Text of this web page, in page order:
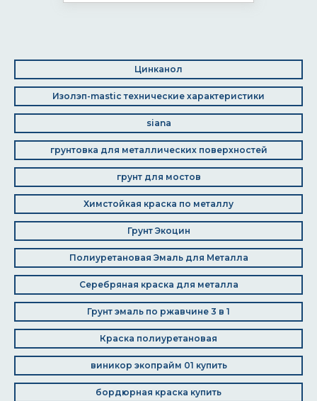
Цинканол
Изолэп-mastic технические характеристики
siana
грунтовка для металлических поверхностей
грунт для мостов
Химстойкая краска по металлу
Грунт Экоцин
Полиуретановая Эмаль для Металла
Серебряная краска для металла
Грунт эмаль по ржавчине 3 в 1
Краска полиуретановая
виникор экопрайм 01 купить
бордюрная краска купить